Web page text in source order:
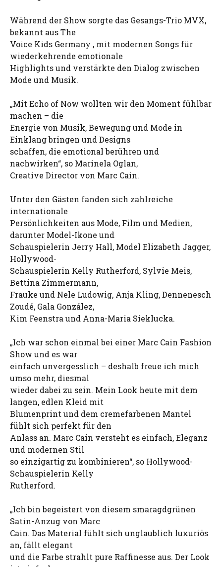
Während der Show sorgte das Gesangs-Trio MVX,
bekannt aus The
Voice Kids Germany , mit modernen Songs für
wiederkehrende emotionale
Highlights und verstärkte den Dialog zwischen
Mode und Musik.
„Mit Echo of Now wollten wir den Moment fühlbar
machen – die
Energie von Musik, Bewegung und Mode in
Einklang bringen und Designs
schaffen, die emotional berühren und
nachwirken“, so Marinela Oglan,
Creative Director von Marc Cain.
Unter den Gästen fanden sich zahlreiche
internationale
Persönlichkeiten aus Mode, Film und Medien,
darunter Model-Ikone und
Schauspielerin Jerry Hall, Model Elizabeth Jagger,
Hollywood-
Schauspielerin Kelly Rutherford, Sylvie Meis,
Bettina Zimmermann,
Frauke und Nele Ludowig, Anja Kling, Dennenesch
Zoudé, Gala González,
Kim Feenstra und Anna-Maria Sieklucka.
„Ich war schon einmal bei einer Marc Cain Fashion
Show und es war
einfach unvergesslich – deshalb freue ich mich
umso mehr, diesmal
wieder dabei zu sein. Mein Look heute mit dem
langen, edlen Kleid mit
Blumenprint und dem cremefarbenen Mantel
fühlt sich perfekt für den
Anlass an. Marc Cain versteht es einfach, Eleganz
und modernen Stil
so einzigartig zu kombinieren“, so Hollywood-
Schauspielerin Kelly
Rutherford.
„Ich bin begeistert von diesem smaragdgrünen
Satin-Anzug von Marc
Cain. Das Material fühlt sich unglaublich luxuriös
an, fällt elegant
und die Farbe strahlt pure Raffinesse aus. Der Look